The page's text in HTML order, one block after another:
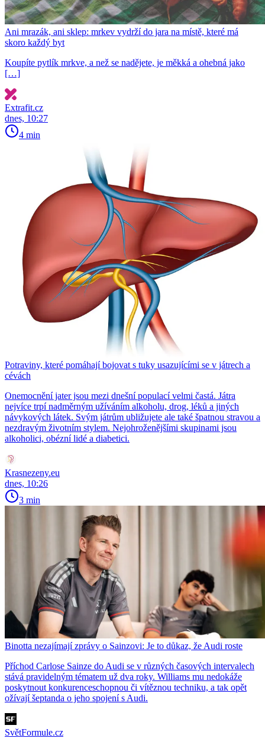
Ani mrazák, ani sklep: mrkev vydrží do jara na místě, které má
skoro každý byt
Koupíte pytlík mrkve, a než se nadějete, je měkká a ohebná jako
[…]
Extrafit.cz
dnes, 10:27
4 min
Potraviny, které pomáhají bojovat s tuky usazujícími se v játrech a
cévách
Onemocnění jater jsou mezi dnešní populací velmi častá. Játra
nejvíce trpí nadměrným užíváním alkoholu, drog, léků a jiných
návykových látek. Svým játrům ubližujete ale také špatnou stravou a
nezdravým životním stylem. Nejohroženějšími skupinami jsou
alkoholici, obézní lidé a diabetici.
Krasnezeny.eu
dnes, 10:26
3 min
Binotta nezajímají zprávy o Sainzovi: Je to důkaz, že Audi roste
Příchod Carlose Sainze do Audi se v různých časových intervalech
stává pravidelným tématem už dva roky. Williams mu nedokáže
poskytnout konkurenceschopnou či vítěznou techniku, a tak opět
ožívají šeptanda o jeho spojení s Audi.
SvětFormule.cz